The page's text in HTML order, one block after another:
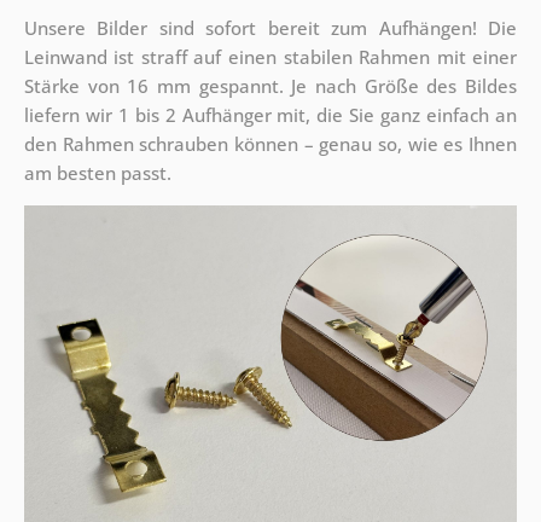
Unsere Bilder sind sofort bereit zum Aufhängen! Die
Leinwand ist straff auf einen stabilen Rahmen mit einer
Stärke von 16 mm gespannt. Je nach Größe des Bildes
liefern wir 1 bis 2 Aufhänger mit, die Sie ganz einfach an
den Rahmen schrauben können – genau so, wie es Ihnen
am besten passt.